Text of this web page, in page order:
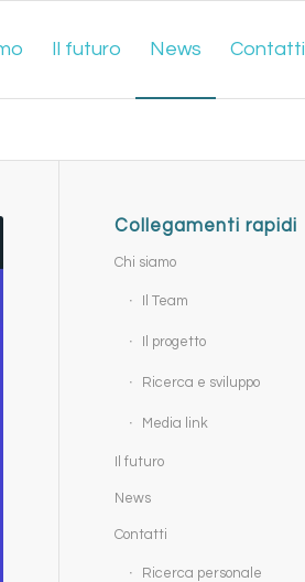
Il futuro News Contatti
Collegamenti rapidi
Chi siamo
Il Team
Il progetto
Ricerca e sviluppo
Media link
Il futuro
News
Contatti
Ricerca personale